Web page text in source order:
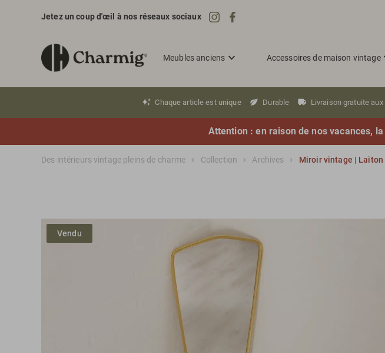
Jetez un coup d'œil à nos réseaux sociaux
Meubles anciens Accessoires de maison vintage
Chaque article est unique Durable Livraison gratuite
Attention : en raison de nos vacances,
Des intérieurs vintage pleins de charme Collection Archives Miroir vintage | Laiton
Vendu